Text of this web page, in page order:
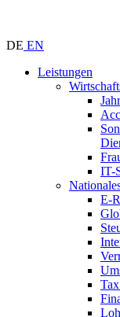
DE EN
Leistungen
IT-
E-